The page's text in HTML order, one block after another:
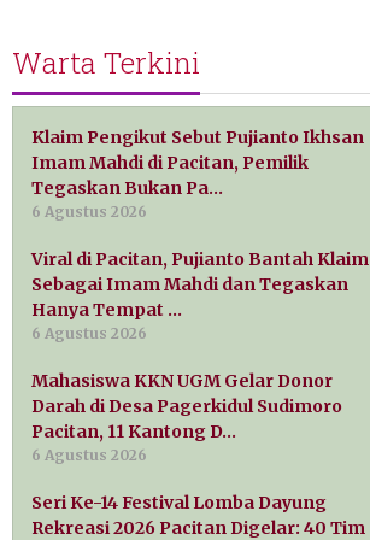
Warta Terkini
Klaim Pengikut Sebut Pujianto Ikhsan
Imam Mahdi di Pacitan, Pemilik
Tegaskan Bukan Pa…
6 Agustus 2026
Viral di Pacitan, Pujianto Bantah Klaim
Sebagai Imam Mahdi dan Tegaskan
Hanya Tempat …
6 Agustus 2026
Mahasiswa KKN UGM Gelar Donor
Darah di Desa Pagerkidul Sudimoro
Pacitan, 11 Kantong D…
6 Agustus 2026
Seri Ke-14 Festival Lomba Dayung
Rekreasi 2026 Pacitan Digelar: 40 Tim